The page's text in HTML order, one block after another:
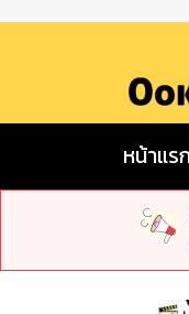
หน้าแร